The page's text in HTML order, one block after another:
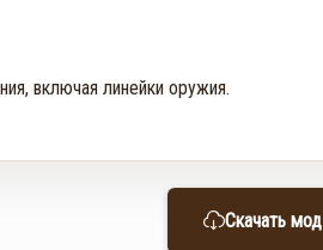
включая линейки оружия.
Скачать мод